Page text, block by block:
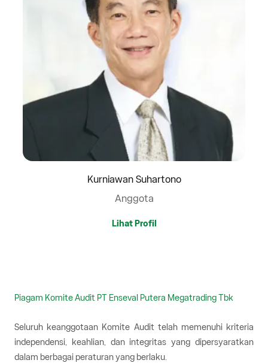
Kurniawan Suhartono
Anggota
Lihat Profil
Piagam Komite Audit PT Enseval Putera Megatrading Tbk
Seluruh keanggotaan Komite Audit telah memenuhi kriteria
independensi, keahlian, dan integritas yang dipersyaratkan
dalam berbagai peraturan yang berlaku.